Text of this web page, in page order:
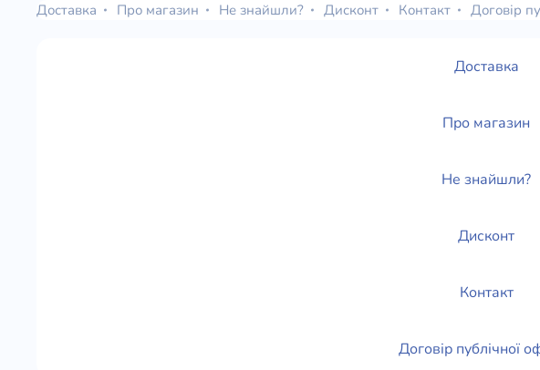
Доставка Про магазин Не знайшли? Дисконт Контакт Договір
Доставка
Про магазин
Не знайшли?
Дисконт
Контакт
Договір публічної